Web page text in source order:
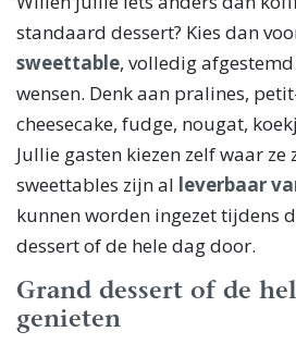
standaard dessert? Kies dan
sweettable, volledig
wensen. Denk aan pralines,
cheesecake, fudge, nougat,
Jullie gasten kiezen zelf waar ze
sweettables zijn al leverbaar
kunnen worden ingezet tijdens
dessert of de hele dag door.
Grand dessert of de
genieten